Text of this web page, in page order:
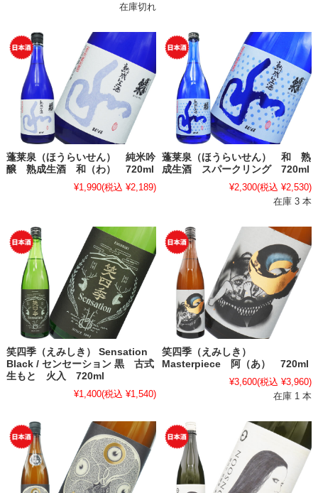
在庫切れ
蓬莱泉（ほうらいせん） 純米吟
醸 熟成生酒 和（わ） 720ml
¥1,990(税込 ¥2,189)
蓬莱泉（ほうらいせん） 和 熟
成生酒 スパークリング 720ml
¥2,300(税込 ¥2,530)
在庫 3 本
笑四季（えみしき） Sensation
Black / センセーション 黒 古式
生もと 火入 720ml
¥1,400(税込 ¥1,540)
笑四季（えみしき）
Masterpiece 阿（あ） 720ml
¥3,600(税込 ¥3,960)
在庫 1 本